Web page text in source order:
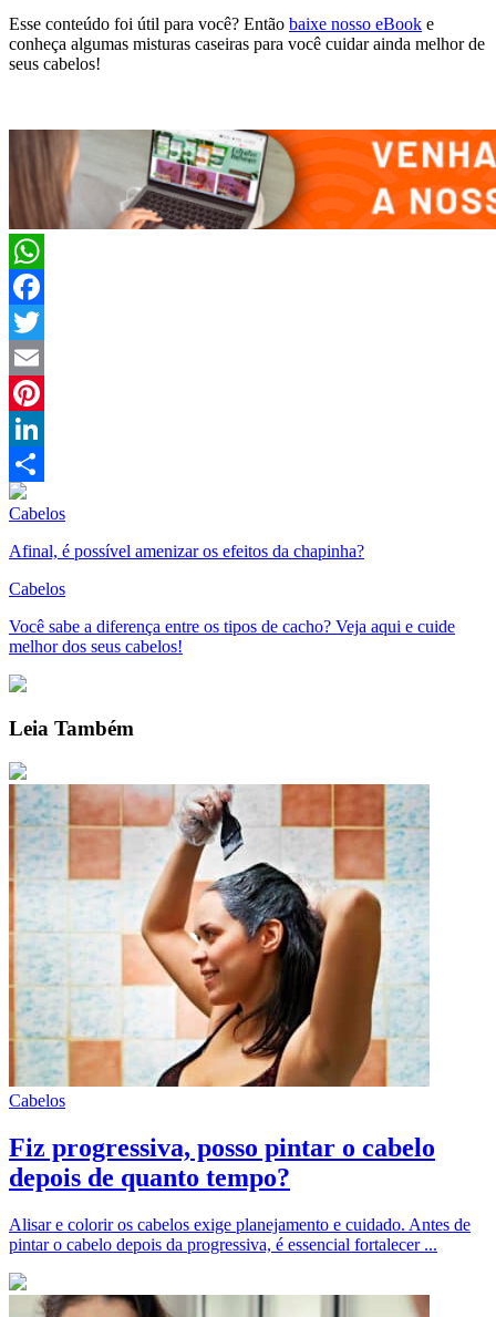
Esse conteúdo foi útil para você? Então baixe nosso eBook e
conheça algumas misturas caseiras para você cuidar ainda melhor de
seus cabelos!
WhatsApp
Facebook
Twitter
Email
Pinterest
LinkedIn
Compartilhar
Cabelos
Afinal, é possível amenizar os efeitos da chapinha?
Cabelos
Você sabe a diferença entre os tipos de cacho? Veja aqui e cuide
melhor dos seus cabelos!
Leia Também
Cabelos
Fiz progressiva, posso pintar o cabelo
depois de quanto tempo?
Alisar e colorir os cabelos exige planejamento e cuidado. Antes de
pintar o cabelo depois da progressiva, é essencial fortalecer ...